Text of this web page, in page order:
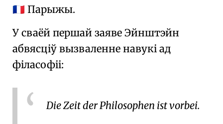
🇫🇷 Парыжы.
У сваёй першай заяве Эйнштэйн
абвясціў вызваленне навукі ад
філасофіі:
Die Zeit der Philosophen ist vorbei.